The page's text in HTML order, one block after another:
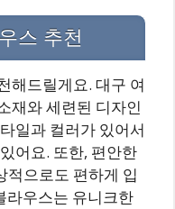
스 추천
해드릴게요. 대구 여
재와 세련된 디자인
일과 컬러가 있어서
어요. 또한, 편안한
적으로도 편하게 입
라우스는 유니크한